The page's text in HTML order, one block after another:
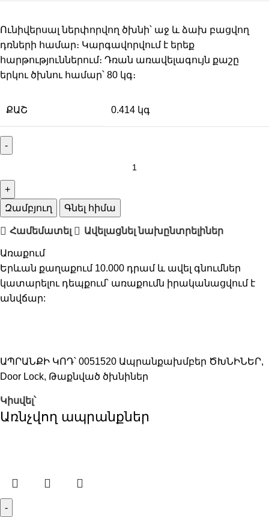
Ունիվերսալ ներփորվող ծխնի՝ աջ և ձախ բացվող
դռների համար։ Կարգավորվում է երեք
հարթություններում։ Դռան առավելագույն քաշը
երկու ծխնու համար՝ 80 կգ։
ՔԱՇ 0.414 կգ
Զամբյուղ Գնել հիմա
Համեմատել Ավելացնել նախընտրելիներ
Առաքում
Երևան քաղաքում 10.000 դրամ և ավել գնումներ
կատարելու դեպքում՝ առաքումն իրականացվում է
անվճար:
ԱՊՐԱՆՔԻ ԿՈԴ՝ 0051520 Ապրանքախմբեր ԾԽՆԻՆԵՐ,
Door Lock, Թաքնված ծխնիներ
Կիսվել՝
Առնչվող ապրանքներ